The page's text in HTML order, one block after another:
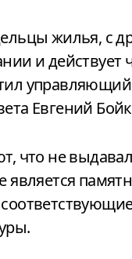
жилья, с
и действует
Евгений
что не
является